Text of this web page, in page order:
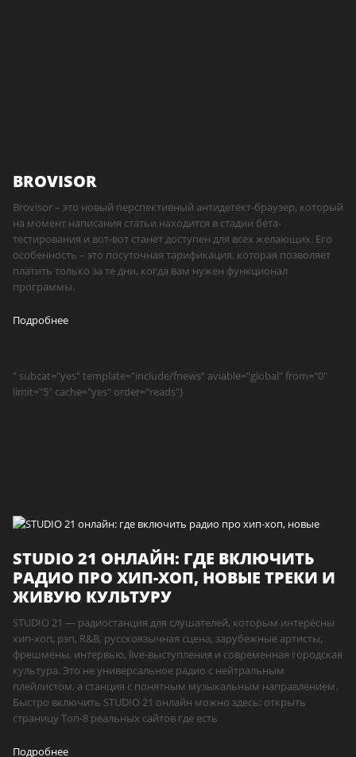
BROVISOR
Brovisor – это новый перспективный антидетект-браузер, который
на момент написания статьи находится в стадии бета-
тестирования и вот-вот станет доступен для всех желающих. Его
особенность – это посуточная тарификация, которая позволяет
платить только за те дни, когда вам нужен функционал
программы.
Подробнее
" subcat="yes" template="include/fnews" aviable="global" from="0"
limit="5" cache="yes" order="reads"}
STUDIO 21 ОНЛАЙН: ГДЕ ВКЛЮЧИТЬ
РАДИО ПРО ХИП-ХОП, НОВЫЕ ТРЕКИ И
ЖИВУЮ КУЛЬТУРУ
STUDIO 21 — радиостанция для слушателей, которым интересны
хип-хоп, рэп, R&B, русскоязычная сцена, зарубежные артисты,
фрешмены, интервью, live-выступления и современная городская
культура. Это не универсальное радио с нейтральным
плейлистом, а станция с понятным музыкальным направлением.
Быстро включить STUDIO 21 онлайн можно здесь: открыть
страницу Топ-8 реальных сайтов где есть
Подробнее